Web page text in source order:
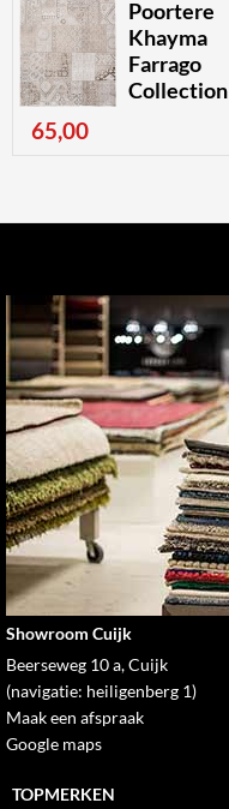
Poortere
Khayma
Farrago
Collection
65,00
Showroom Cuijk
Beerseweg 10 a, Cuijk
(navigatie: heiligenberg 1)
Maak een afspraak
Google maps
TOPMERKEN